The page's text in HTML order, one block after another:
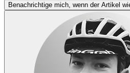
Benachrichtige mich, wenn der Artikel